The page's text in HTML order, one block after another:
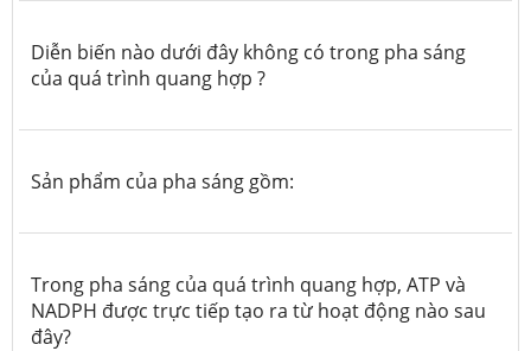
Diễn biến nào dưới đây không có trong pha sáng
của quá trình quang hợp ?
Sản phẩm của pha sáng gồm:
Trong pha sáng của quá trình quang hợp, ATP và
NADPH được trực tiếp tạo ra từ hoạt động nào sau
đây?